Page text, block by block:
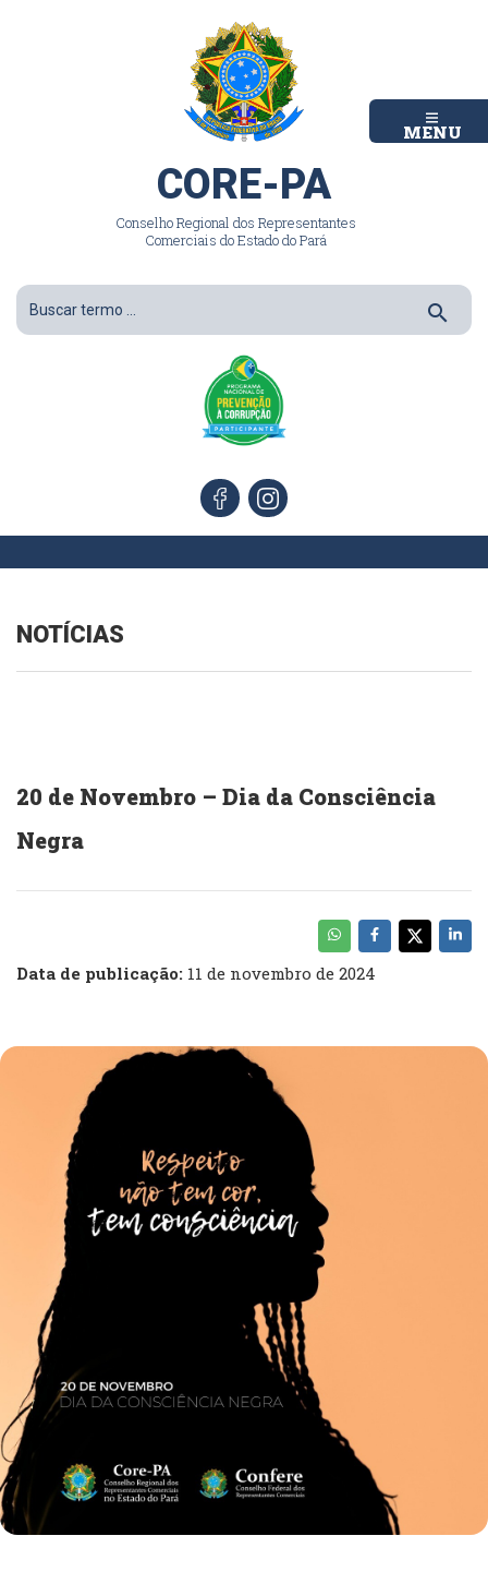
MENU
CORE-PA
Conselho Regional dos Representantes
Comerciais do Estado do Pará
search
NOTÍCIAS
20 de Novembro – Dia da Consciência
Negra
Data de publicação: 11 de novembro de 2024